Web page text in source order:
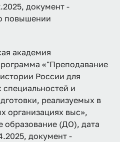
документ -
повышении
академия
«"Преподавание
России для
специальностей и
реализуемых в
организациях выс»,
образование (ДО), дата
документ -